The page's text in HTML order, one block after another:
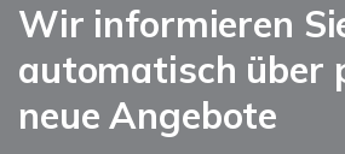
Wir informieren
automatisch über
neue Angebote